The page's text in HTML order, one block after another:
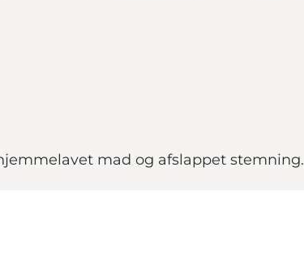
mad og afslappet stemning.